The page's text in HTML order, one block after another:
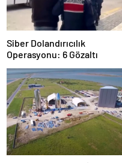
Siber Dolandırıcılık
Operasyonu: 6 Gözaltı